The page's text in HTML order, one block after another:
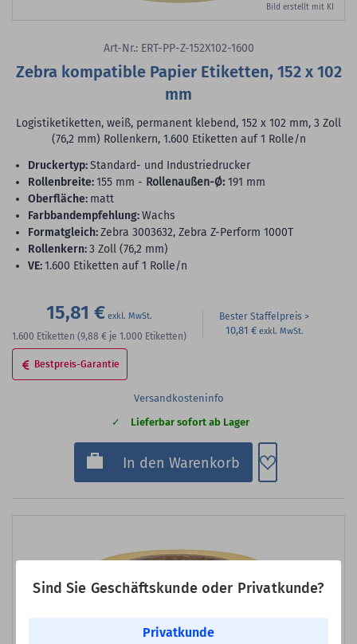
Sind Sie Geschäftskunde oder Privatkunde?
Privatkunde
Bild erstellt mit KI
Art-Nr.: ERT-PP-Z-152X102-1600
Zebra kompatible Papier Etiketten, 152 x 102
mm
Logistiketiketten, weiß, permanent klebend, 152 x 102 mm, 3 Zoll
(76,2 mm) Rollenkern, 1.600 Etiketten auf 1 Rolle/n
Druckertyp:Standard- und Industriedrucker
Rollenbreite:155 mm - Rollenaußen-Ø: 191 mm
Oberfläche: matt
Farbbandempfehlung:Wachs
Formatgleich:Zebra 3003632, Zebra Z-Perform 1000T
Rollenkern:3 Zoll (76,2 mm)
VE:1.600 Etiketten auf 1 Rolle/n
15,81 €
1.600 Etiketten (9,88 € je 1.000 Etiketten)
Bester Staffelpreis
10,81 €
Bestpreis-Garantie
Versandkosteninfo
Lieferbar sofort ab Lager
In den Warenkorb Zum